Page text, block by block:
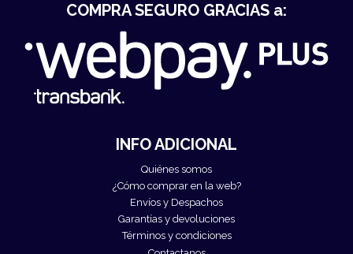
INFO ADICIONAL
Quiénes somos
¿Cómo comprar en la web?
Envíos y Despachos
Garantías y devoluciones
Términos y condiciones
COMPRA SEGURO GRACIAS a: